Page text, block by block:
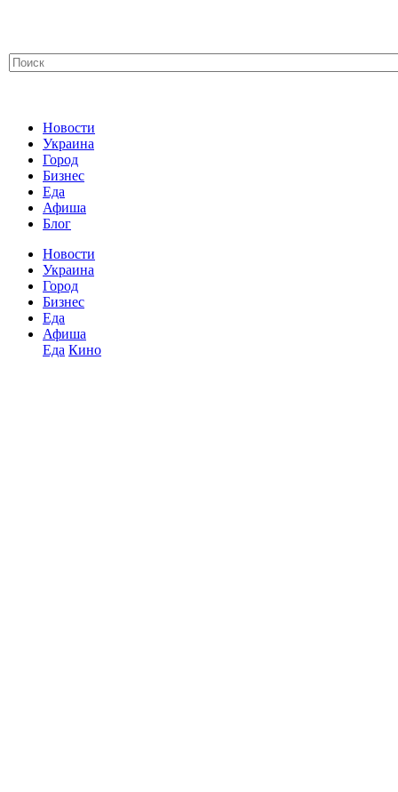
Новости
Украина
Город
Бизнес
Еда
Афиша
Блог
Новости
Украина
Город
Бизнес
Еда
Афиша
Еда Кино